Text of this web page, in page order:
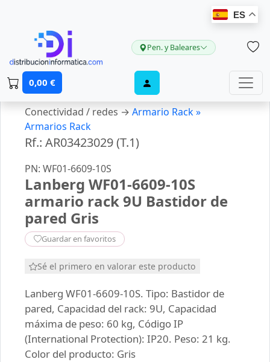
ES
Pen. y Baleares
0,00 €
Conectividad / redes → Armario Rack »
Armarios Rack
Rf.: AR03423029 (T.1)
PN: WF01-6609-10S
Lanberg WF01-6609-10S
armario rack 9U Bastidor de
pared Gris
Guardar en favoritos
Sé el primero en valorar este producto
Lanberg WF01-6609-10S. Tipo: Bastidor de
pared, Capacidad del rack: 9U, Capacidad
máxima de peso: 60 kg, Código IP
(International Protection): IP20. Peso: 21 kg.
Color del producto: Gris